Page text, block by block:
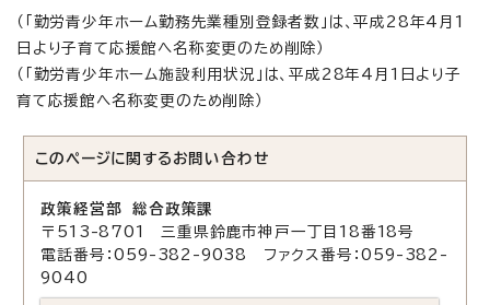
（「勤労青少年ホーム勤務先業種別登録者数」は、平成28年4月1
日より子育て応援館へ名称変更のため削除）
（「勤労青少年ホーム施設利用状況」は、平成28年4月1日より子
育て応援館へ名称変更のため削除）
このページに関する お問い合わせ
政策経営部 総合政策課
〒513-8701 三重県鈴鹿市神戸一丁目18番18号
電話番号：059-382-9038 ファクス番号：059-382-
9040